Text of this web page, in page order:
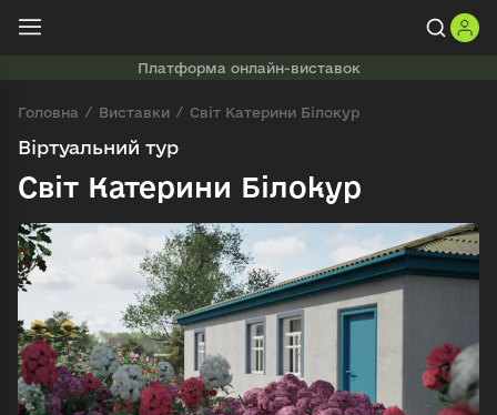
Платформа онлайн-виставок
Головна Виставки Світ Катерини Білокур
Віртуальний тур
Світ Катерини Білокур